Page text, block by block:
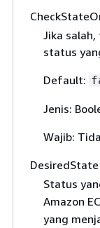
Jika
status
Default:
Jenis:
Wajib:
DesiredState
Status
Amazon
yang